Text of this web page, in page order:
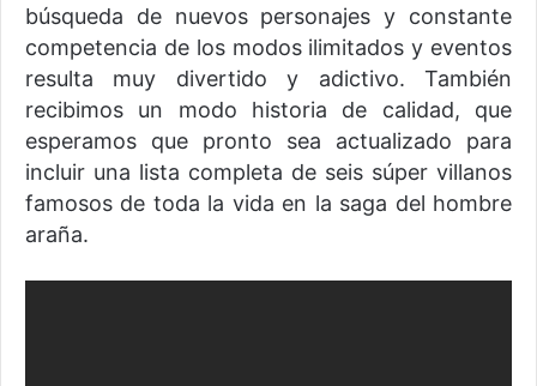
búsqueda de nuevos personajes y constante
competencia de los modos ilimitados y eventos
resulta muy divertido y adictivo. También
recibimos un modo historia de calidad, que
esperamos que pronto sea actualizado para
incluir una lista completa de seis súper villanos
famosos de toda la vida en la saga del hombre
araña.